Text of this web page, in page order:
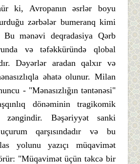
ki, Avropanın əsrlər boyu
zərbələr bumeranq kimi
Bu mənəvi deqradasiya Qərb
və təfəkküründə qlobal
Dəyərlər aradan qalxır və
əhatə olunur. Milan
- "Mənasızlığın təntənəsi"
dönəminin tragikomik
zəngindir. Bəşəriyyət sanki
qarşısındadır və bu
yolunu yazıçı müqavimət
"Müqavimət üçün təkcə bir